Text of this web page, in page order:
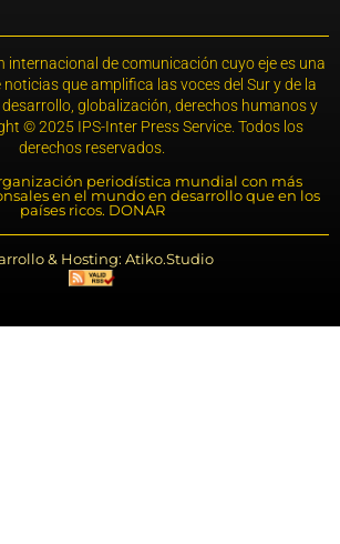
internacional de comunicación cuyo eje es una
que amplifica las voces del Sur y de la
globalización, derechos humanos y
© 2025 IPS-Inter Press Service. Todos los
derechos reservados.
periodística mundial con más
en el mundo en desarrollo que en los
países ricos. DONAR
& Hosting: Atiko.Studio